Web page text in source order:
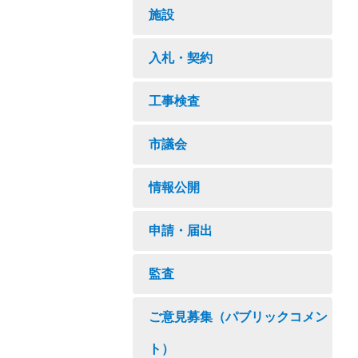
施設
入札・契約
工事検査
市議会
情報公開
申請・届出
監査
ご意見募集（パブリックコメン
ト）